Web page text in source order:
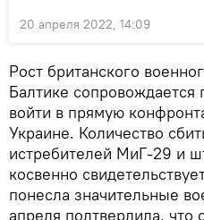
20 апреля 2022, 14:09
Рост британского
Балтике
войти в прямую
Украине. Количество
истребителей МиГ-29 и
косвенно
понесла значительные
апреля подтвердила, что